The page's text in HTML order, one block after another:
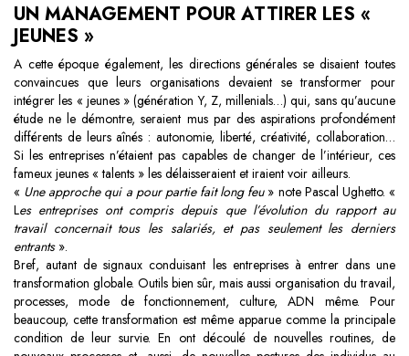
UN MANAGEMENT POUR ATTIRER LES «
JEUNES »
A cette époque également, les directions générales se disaient toutes
convaincues que leurs organisations devaient se transformer pour
intégrer les « jeunes » (génération Y, Z, millenials…) qui, sans qu’aucune
étude ne le démontre, seraient mus par des aspirations profondément
différents de leurs aînés : autonomie, liberté, créativité, collaboration…
Si les entreprises n’étaient pas capables de changer de l’intérieur, ces
fameux jeunes « talents » les délaisseraient et iraient voir ailleurs.
« Une approche qui a pour partie fait long feu » note Pascal Ughetto. «
Les entreprises ont compris depuis que l’évolution du rapport au
travail concernait tous les salariés, et pas seulement les derniers
entrants».
Bref, autant de signaux conduisant les entreprises à entrer dans une
transformation globale. Outils bien sûr, mais aussi organisation du travail,
processes, mode de fonctionnement, culture, ADN même. Pour
beaucoup, cette transformation est même apparue comme la principale
condition de leur survie. En ont découlé de nouvelles routines, de